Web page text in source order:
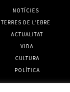
NOTÍCIES
TERRES DE L'EBRE
ACTUALITAT
VIDA
CULTURA
POLÍTICA